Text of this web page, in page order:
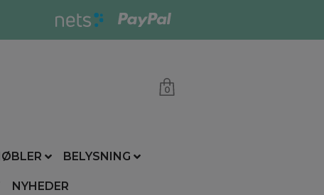
0
BELYSNING
NYHEDER